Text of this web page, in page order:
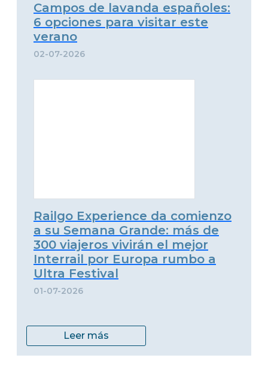
Campos de lavanda españoles:
6 opciones para visitar este
verano
02-07-2026
Railgo Experience da comienzo
a su Semana Grande: más de
300 viajeros vivirán el mejor
Interrail por Europa rumbo a
Ultra Festival
01-07-2026
Leer más